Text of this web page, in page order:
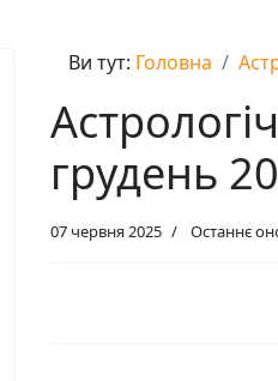
Ви тут: Головна
грудень
07 червня 2025 Останнє